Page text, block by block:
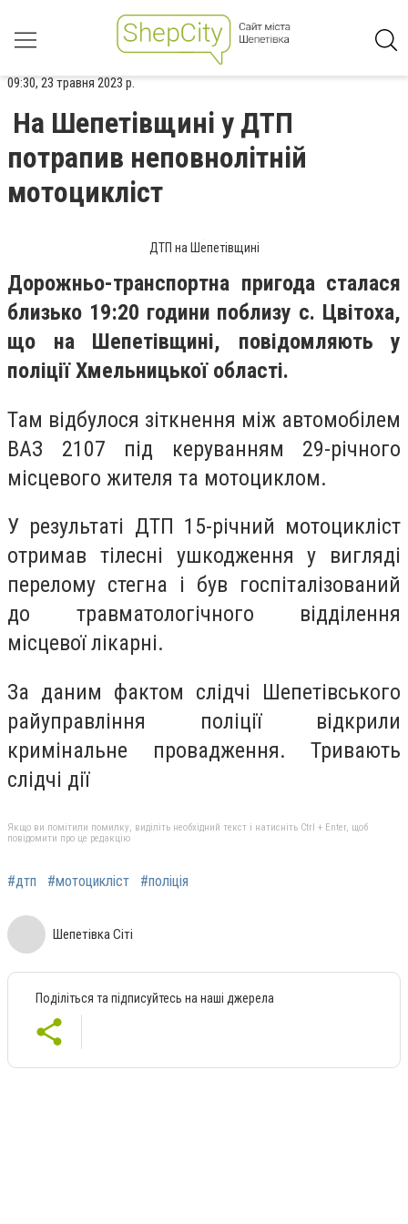
09:30, 23 травня 2023 р.
На Шепетівщині у ДТП
потрапив неповнолітній
мотоцикліст
ДТП на Шепетівщині
Дорожньо-транспортна пригода сталася
близько 19:20 години поблизу с. Цвітоха,
що на Шепетівщині, повідомляють у
поліції Хмельницької області.
Там відбулося зіткнення між автомобілем
ВАЗ 2107 під керуванням 29-річного
місцевого жителя та мотоциклом.
У результаті ДТП 15-річний мотоцикліст
отримав тілесні ушкодження у вигляді
перелому стегна і був госпіталізований
до травматологічного відділення
місцевої лікарні.
За даним фактом слідчі Шепетівського
райуправління поліції відкрили
кримінальне провадження. Тривають
слідчі дії
Якщо ви помітили помилку, виділіть необхідний текст і натисніть Ctrl + Enter, щоб
повідомити про це редакцію
#дтп #мотоцикліст #поліція
Шепетівка Сіті
Поділіться та підписуйтесь на наші джерела